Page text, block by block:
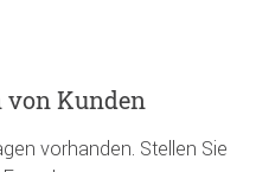
von Kunden
vorhanden. Stellen Sie